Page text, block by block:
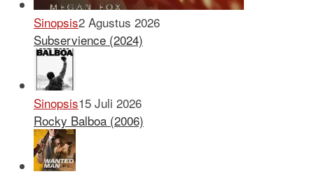
Sinopsis2 Agustus 2026
Subservience (2024)
Sinopsis15 Juli 2026
Rocky Balboa (2006)